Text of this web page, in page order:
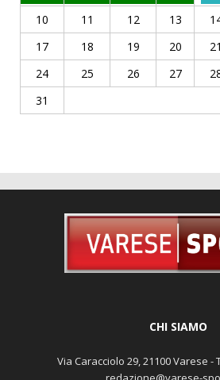
10
11 12 13
17
18 19 20 21
24
25 26 27
31
CHI SIAMO
Via Caracciolo 29, 21100 Varese -